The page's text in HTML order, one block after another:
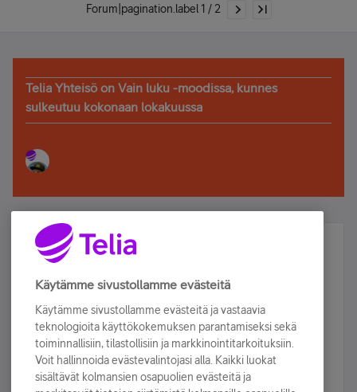
Forum|pagination.label 1 / 2
Telia Yhteisö on Vain luku -moodissa, kunnes
sulkeutuu kokonaan lokakuussa
Älä jää paitsi – osallistu ja voita!
Tilaa Telian uutiskirje ja olet mukana arvonnassa.
sähköpostiisi.
Tilaa nyt
Käytämme sivustollamme evästeitä
Käytämme sivustollamme evästeitä ja vastaavia
teknologioita käyttökokemuksen parantamiseksi sekä
toiminnallisiin, tilastollisiin ja markkinointitarkoituksiin.
Voit hallinnoida evästevalintojasi alla. Kaikki luokat
sisältävät kolmansien osapuolien evästeitä ja